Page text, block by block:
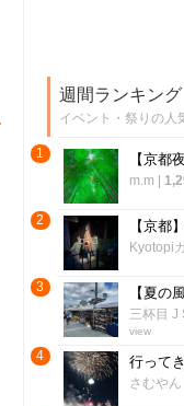
週間ランキング
イベント・祭りの人
1
m.m
2
Kyotopi
3
三杯目 J
view
4
さむやん